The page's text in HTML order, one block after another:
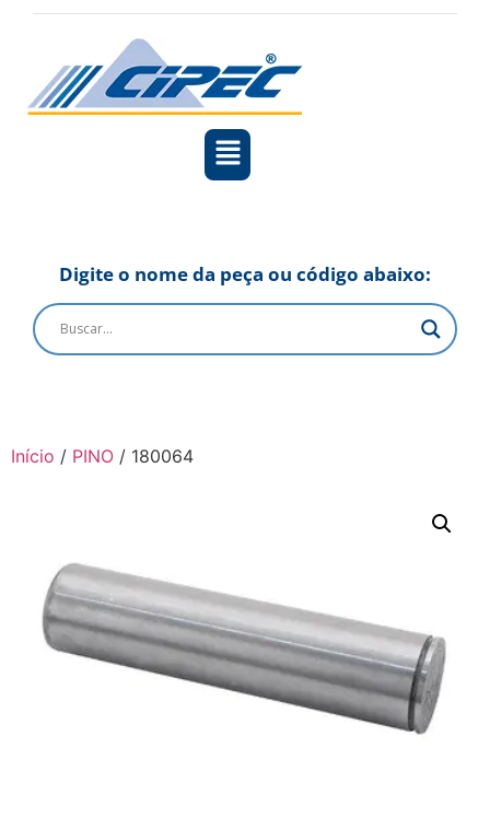
Digite o nome da peça ou código abaixo:
Início / PINO / 180064